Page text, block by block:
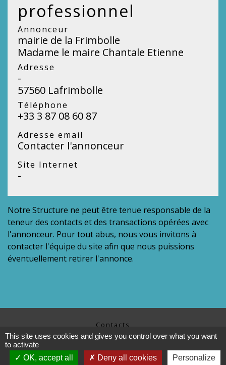
professionnel
Annonceur
mairie de la Frimbolle
Madame le maire Chantale Etienne
Adresse
-
57560 Lafrimbolle
Téléphone
+33 3 87 08 60 87
Adresse email
Contacter l'annonceur
Site Internet
-
Notre Structure ne peut être tenue responsable de la
teneur des contacts et des transactions opérées avec
l'annonceur. Pour tout abus, nous vous invitons à
contacter l'équipe du site afin que nous puissions
éventuellement retirer l'annonce.
Contacts
Commune d’Avricourt
57810 Avricourt - FRANCE
This site uses cookies and gives you control over what you want
to activate
OK, accept all
Deny all cookies Personalize